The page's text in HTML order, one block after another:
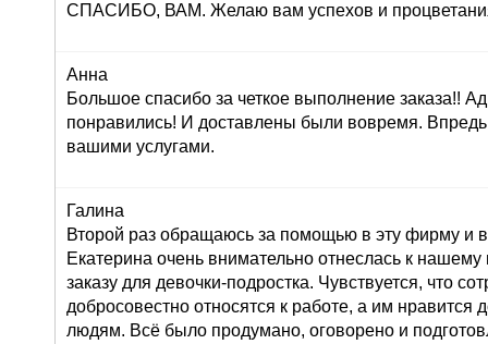
СПАСИБО, ВАМ. Желаю вам успехов и
Анна
Большое спасибо за четкое выполнение заказа!!
понравились! И доставлены были вовремя. Впредь
вашими услугами.
Галина
Второй раз обращаюсь за помощью в эту фирму и
Екатерина очень внимательно отнеслась к
заказу для девочки-подростка. Чувствуется, что
добросовестно относятся к работе, а им нравится
людям. Всё было продумано, оговорено и